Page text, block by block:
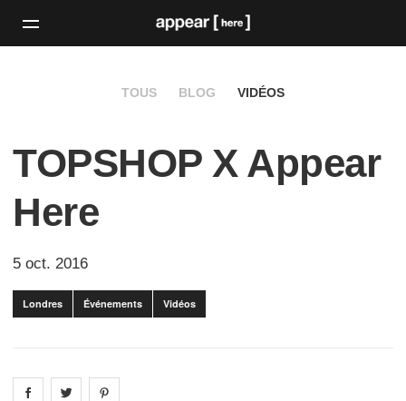
TOUS BLOG VIDÉOS
TOPSHOP X Appear
Here
5 oct. 2016
Londres Événements Vidéos
Share on facebook
Share on